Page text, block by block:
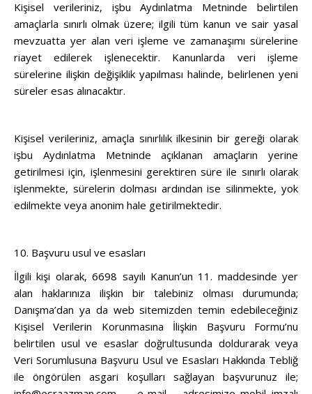
Kişisel verileriniz, işbu Aydınlatma Metninde belirtilen
amaçlarla sınırlı olmak üzere; ilgili tüm kanun ve sair yasal
mevzuatta yer alan veri işleme ve zamanaşımı sürelerine
riayet edilerek işlenecektir. Kanunlarda veri işleme
sürelerine ilişkin değişiklik yapılması halinde, belirlenen yeni
süreler esas alınacaktır.
Kişisel verileriniz, amaçla sınırlılık ilkesinin bir gereği olarak
işbu Aydınlatma Metninde açıklanan amaçların yerine
getirilmesi için, işlenmesini gerektiren süre ile sınırlı olarak
işlenmekte, sürelerin dolması ardından ise silinmekte, yok
edilmekte veya anonim hale getirilmektedir.
10. Başvuru usul ve esasları
İlgili kişi olarak, 6698 sayılı Kanun’un 11. maddesinde yer
alan haklarınıza ilişkin bir talebiniz olması durumunda;
Danışma’dan ya da web sitemizden temin edebileceğiniz
Kişisel Verilerin Korunmasına İlişkin Başvuru Formu’nu
belirtilen usul ve esaslar doğrultusunda doldurarak veya
Veri Sorumlusuna Başvuru Usul ve Esasları Hakkında Tebliğ
ile öngörülen asgari koşulları sağlayan başvurunuz ile;